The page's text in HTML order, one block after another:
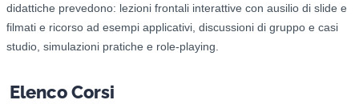
didattiche prevedono: lezioni frontali interattive con ausilio di slide e
filmati e ricorso ad esempi applicativi, discussioni di gruppo e casi
studio, simulazioni pratiche e role-playing.
Elenco Corsi